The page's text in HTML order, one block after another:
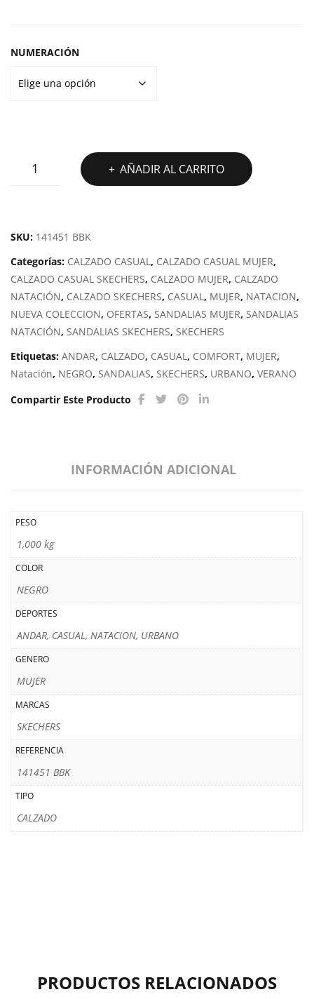
NUMERACIÓN
SANDALIA
FLEX
-
SUBLIME
cantidad
AÑADIR AL CARRITO
SKU: 141451 BBK
Categorías: CALZADO CASUAL, CALZADO CASUAL MUJER,
CALZADO CASUAL SKECHERS, CALZADO MUJER, CALZADO
NATACIÓN, CALZADO SKECHERS, CASUAL, MUJER, NATACION,
NUEVA COLECCION, OFERTAS, SANDALIAS MUJER, SANDALIAS
NATACIÓN, SANDALIAS SKECHERS, SKECHERS
Etiquetas: ANDAR, CALZADO, CASUAL, COMFORT, MUJER,
Natación, NEGRO, SANDALIAS, SKECHERS, URBANO, VERANO
Compartir Este Producto
INFORMACIÓN ADICIONAL
PESO
1,000 kg
COLOR
NEGRO
DEPORTES
ANDAR, CASUAL, NATACION, URBANO
GENERO
MUJER
MARCAS
SKECHERS
REFERENCIA
141451 BBK
TIPO
CALZADO
PRODUCTOS RELACIONADOS